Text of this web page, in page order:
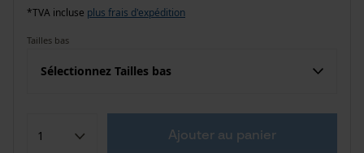
*TVA incluse plus frais d'expédition
Tailles bas
Sélectionnez Tailles bas
Ajouter au panier